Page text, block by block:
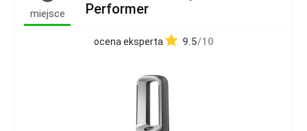
miejsce
Performer
ocena eksperta 9.5/10